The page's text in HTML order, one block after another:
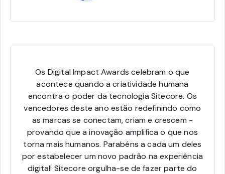
Os Digital Impact Awards celebram o que
acontece quando a criatividade humana
encontra o poder da tecnologia Sitecore. Os
vencedores deste ano estão redefinindo como
as marcas se conectam, criam e crescem -
provando que a inovação amplifica o que nos
torna mais humanos. Parabéns a cada um deles
por estabelecer um novo padrão na experiência
digital! Sitecore orgulha-se de fazer parte do